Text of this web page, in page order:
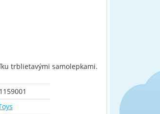
trblietavými samolepkami.